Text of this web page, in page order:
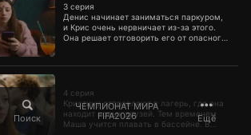
Поиск
ЧЕМПИОНАТ МИРА
FIFA2026
Ещё
3 серия
Денис начинает заниматься паркуром,
и Крис очень нервничает из-за этого.
Она решает отговорить его от опасного
4 серия
Кристину отправляют в лагерь, где она
находит новых друзей. Тем временем
Маша учится плавать в бассейне. В